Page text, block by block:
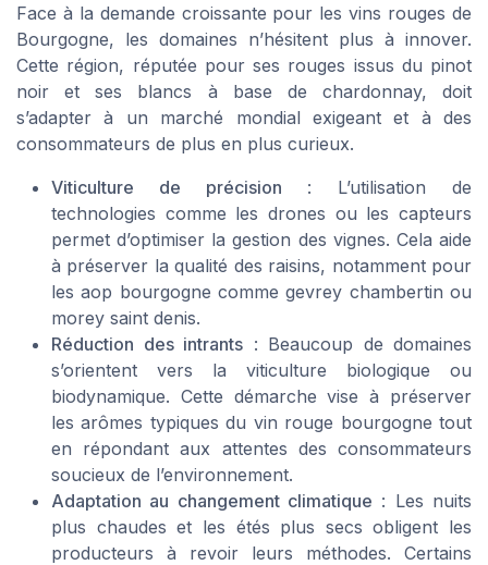
Face à la demande croissante pour les vins rouges de
Bourgogne, les domaines n’hésitent plus à innover.
Cette région, réputée pour ses rouges issus du pinot
noir et ses blancs à base de chardonnay, doit
s’adapter à un marché mondial exigeant et à des
consommateurs de plus en plus curieux.
Viticulture de précision : L’utilisation de
technologies comme les drones ou les capteurs
permet d’optimiser la gestion des vignes. Cela aide
à préserver la qualité des raisins, notamment pour
les aop bourgogne comme gevrey chambertin ou
morey saint denis.
Réduction des intrants : Beaucoup de domaines
s’orientent vers la viticulture biologique ou
biodynamique. Cette démarche vise à préserver
les arômes typiques du vin rouge bourgogne tout
en répondant aux attentes des consommateurs
soucieux de l’environnement.
Adaptation au changement climatique : Les nuits
plus chaudes et les étés plus secs obligent les
producteurs à revoir leurs méthodes. Certains